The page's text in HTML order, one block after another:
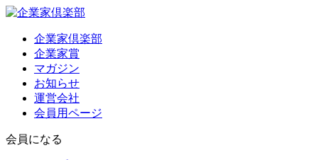
企業家倶楽部
企業家賞
マガジン
お知らせ
運営会社
会員用ページ
会員になる